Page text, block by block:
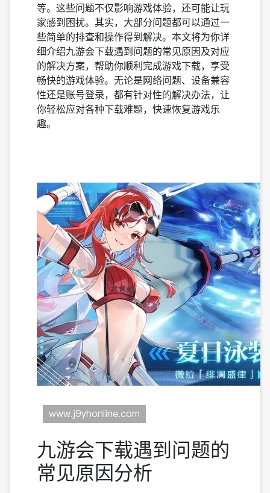
等。这些问题不仅影响游戏体验，还可能让玩
家感到困扰。其实，大部分问题都可以通过一
些简单的排查和操作得到解决。本文将为你详
细介绍九游会下载遇到问题的常见原因及对应
的解决方案，帮助你顺利完成游戏下载，享受
畅快的游戏体验。无论是网络问题、设备兼容
性还是账号登录，都有针对性的解决办法，让
你轻松应对各种下载难题，快速恢复游戏乐
趣。
九游会下载遇到问题的
常见原因分析